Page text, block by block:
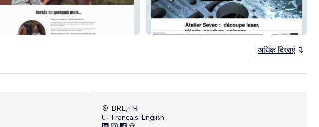
Atelier Sevec
अधिक दिखाएं
BRE, FR
Français, English